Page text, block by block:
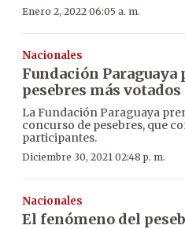
Enero 2, 2022 06:05 a. m.
Nacionales
Fundación Paraguaya
pesebres más votados
La Fundación Paraguaya
concurso de pesebres, que
participantes.
Diciembre 30, 2021 02:48 p. m.
Nacionales
El fenómeno del